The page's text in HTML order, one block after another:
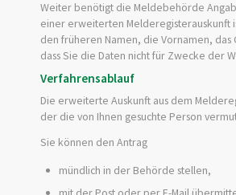
Weiter benötigt die Meldebehörde
einer erweiterten Melderegisterauskunft
den früheren Namen, die Vornamen,
dass Sie die Daten nicht für Zwecke der
Verfahrensablauf
Die erweiterte Auskunft aus dem
der die von Ihnen gesuchte Person
Sie können den Antrag
mündlich in der Behörde stellen,